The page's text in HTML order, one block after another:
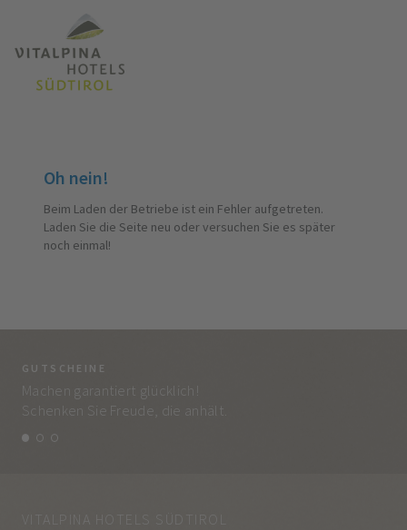
Oh nein!
Beim Laden der Betriebe ist ein Fehler aufgetreten.
Laden Sie die Seite neu oder versuchen Sie es später
noch einmal!
GUTSCHEINE
Machen garantiert glücklich!
Schenken Sie Freude, die anhält.
VITALPINA HOTELS SÜDTIROL